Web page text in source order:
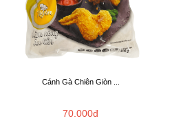
Cánh Gà Chiên Giòn ...
70.000đ